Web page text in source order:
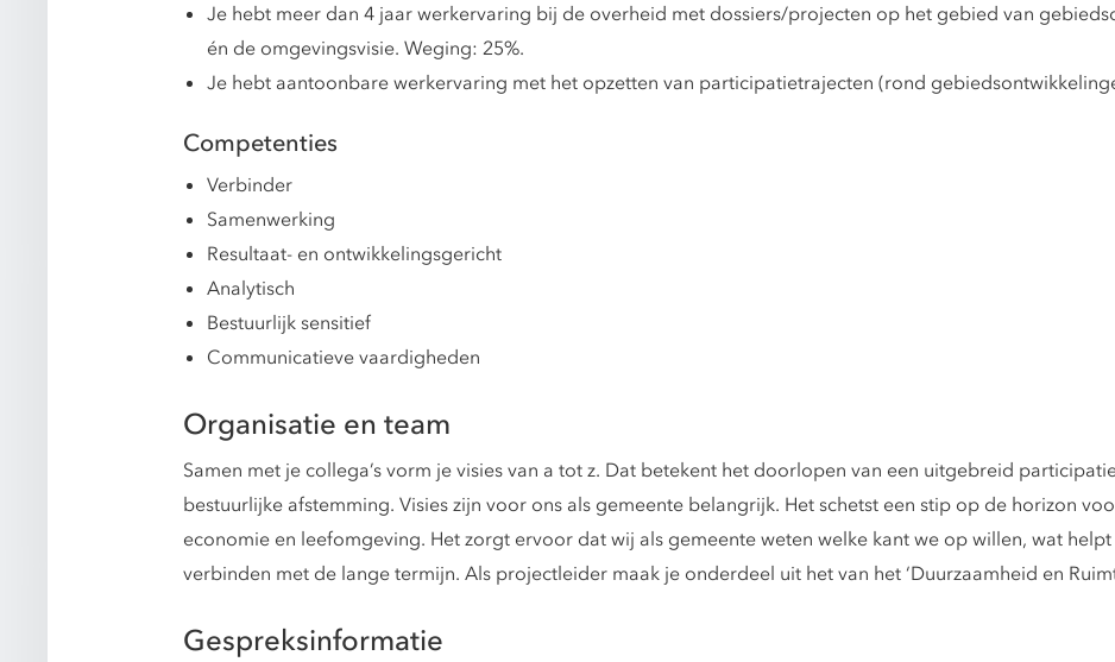
Je hebt meer dan 4 jaar werkervaring bij de overheid met dossiers/projecten op het gebied van
én de omgevingsvisie. Weging: 25%.
Je hebt aantoonbare werkervaring met het opzetten van participatietrajecten (rond
Competenties
Verbinder
Samenwerking
Resultaat- en ontwikkelingsgericht
Analytisch
Bestuurlijk sensitief
Communicatieve vaardigheden
Organisatie en team
Samen met je collega’s vorm je visies van a tot z. Dat betekent het doorlopen van een uitgebreid
bestuurlijke afstemming. Visies zijn voor ons als gemeente belangrijk. Het schetst een stip op de horizon
economie en leefomgeving. Het zorgt ervoor dat wij als gemeente weten welke kant we op willen, wat
verbinden met de lange termijn. Als projectleider maak je onderdeel uit het van het ‘Duurzaamheid en
Gespreksinformatie